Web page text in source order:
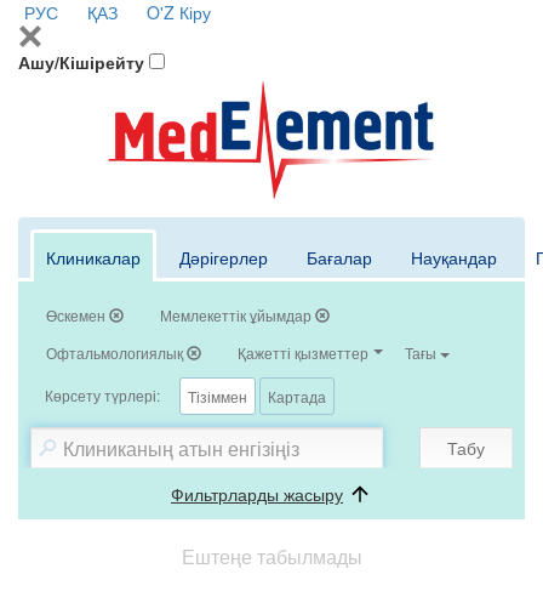
РУС ҚАЗ O'Z Кіру
Ашу/Кішірейту
Клиникалар Дәрігерлер Бағалар Науқандар
Өскемен
Мемлекеттік ұйымдар
Офтальмологиялық
Қажетті қызметтер Тағы
Көрсету түрлері: Тізіммен Картада
Табу
Фильтрларды жасыру
Ештеңе табылмады